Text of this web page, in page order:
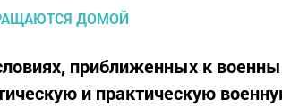
приближенных к
и практическую